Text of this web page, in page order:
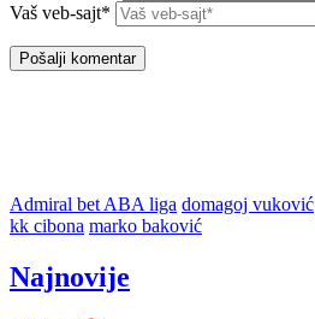
Vaš veb-sajt*
Admiral bet ABA liga domagoj vuković
kk cibona marko baković
Najnovije